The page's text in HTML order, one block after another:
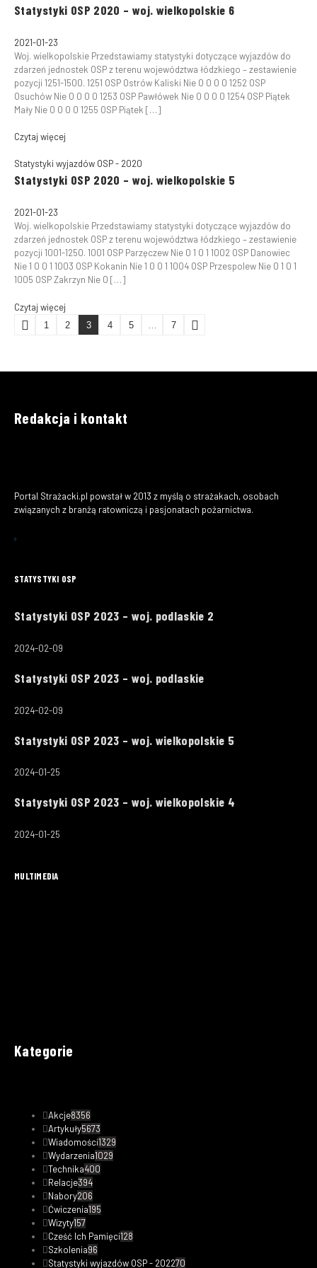
Statystyki OSP 2020 – woj. wielkopolskie 6
2021-01-23
Woj. wielkopolskie Przedstawiamy statystyki dotyczące wyjazdów do
zdarzeń jednostek OSP z terenu województwa łódzkiego – zestawienie
pozycji 1251-1500. 1251 OSP Ostrów Kaliski Nie 0 0 0 0 1252 OSP
Osuchów Nie 0 0 0 0 1253 OSP Pawłówek Nie 0 0 0 0 1254 OSP Piątek
Mały Nie 0 0 0 0 1255 OSP Piątek […]
Czytaj więcej
Statystyki wyjazdów OSP - 2020
Statystyki OSP 2020 – woj. wielkopolskie 5
2021-01-23
Woj. wielkopolskie Przedstawiamy statystyki dotyczące wyjazdów do
zdarzeń jednostek OSP z terenu województwa łódzkiego – zestawienie
pozycji 1001-1250. 1001 OSP Parzęczew Nie 0 1 0 1 1002 OSP Danowiec
Nie 1 0 0 1 1003 OSP Kokanin Nie 1 0 0 1 1004 OSP Przespolew Nie 0 1 0 1
1005 OSP Zakrzyn Nie 0 […]
Czytaj więcej
1 2 3 4 5 7
Redakcja i kontakt
Portal Strażacki.pl powstał w 2013 z myślą o strażakach, osobach
związanych z branżą ratowniczą i pasjonatach pożarnictwa.
STATYSTYKI OSP
Statystyki OSP 2023 – woj. podlaskie 2
2024-02-09
Statystyki OSP 2023 – woj. podlaskie
2024-02-09
Statystyki OSP 2023 – woj. wielkopolskie 5
2024-01-25
Statystyki OSP 2023 – woj. wielkopolskie 4
2024-01-25
MULTIMEDIA
Kategorie
Akcje8356
Artykuły5673
Wiadomości1329
Wydarzenia1029
Technika400
Relacje394
Nabory206
Ćwiczenia195
Wizyty157
Cześć Ich Pamięci128
Szkolenia96
Statystyki wyjazdów OSP - 202270